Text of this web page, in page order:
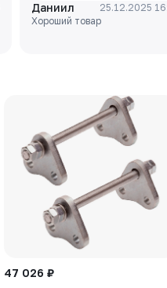
чугун, клин-EPDM,
Tmax=110°C Ф/Ф
Даниил
25.12.2025
Хороший товар
47 026 ₽